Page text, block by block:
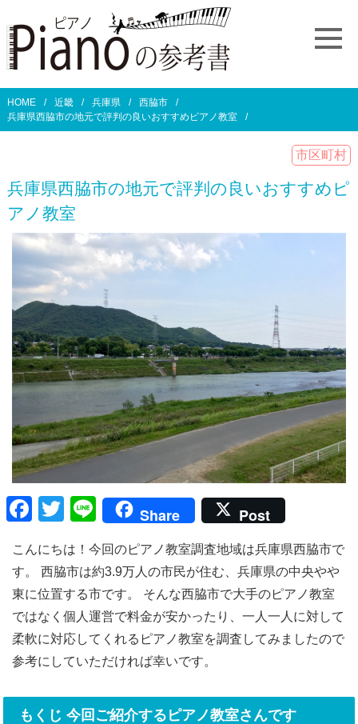
HOME 近畿 兵庫県
西脇市
兵庫県西脇市の地元で評判の良いおすすめピアノ教室
市区町村
兵庫県西脇市の地元で評判の良いおすすめピ
アノ教室
F
c
e
b
o
o
T
tt
er
Li
e
Share Post
こんにちは！今回のピアノ教室調査地域は兵庫県西脇市で
す。 西脇市は約3.9万人の市民が住む、兵庫県の中央やや
東に位置する市です。 そんな西脇市で大手のピアノ教室
ではなく個人運営で料金が安かったり、一人一人に対して
柔軟に対応してくれるピアノ教室を調査してみましたので
参考にしていただければ幸いです。
もくじ 今回ご紹介するピアノ教室さんです